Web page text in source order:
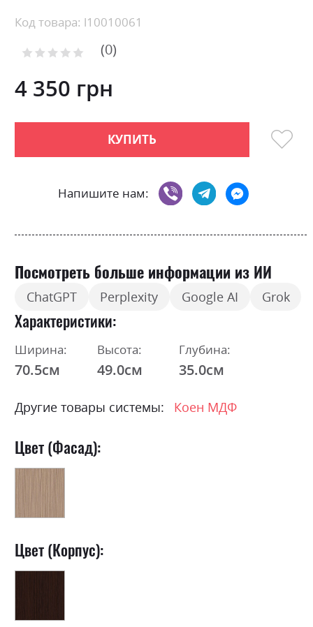
Skip
the
of
the
gallery
Код товара: l10010061
Рейтинг: 0
4 350 грн
КУПИТЬ
Напишите нам:
Посмотреть больше информации из ИИ
ChatGPT Perplexity Google AI Grok
Характеристики
Ширина:
70.5см
Высота:
49.0см
Глубина:
35.0см
Другие товары системы: Коен МДФ
Цвет (Фасад):
Цвет (Корпус):